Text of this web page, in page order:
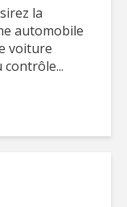
la
automobile
voiture